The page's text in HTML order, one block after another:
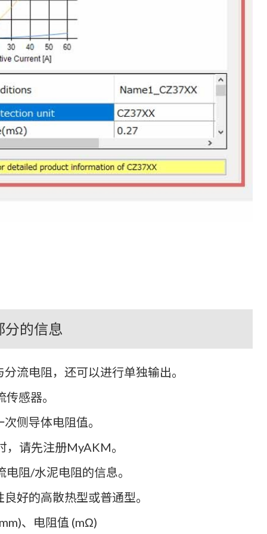
的信息
流电阻，还可以进行单独输出。
感器。
侧导体电阻值。
请先注册MyAKM。
阻/水泥电阻的信息。
好的高散热型或普通型。
、电阻值 (mΩ)